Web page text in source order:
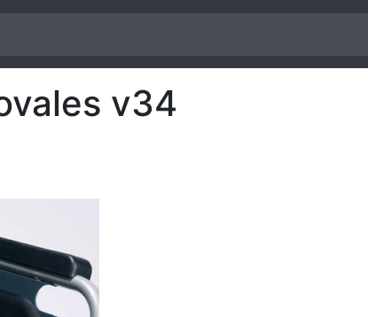
v34